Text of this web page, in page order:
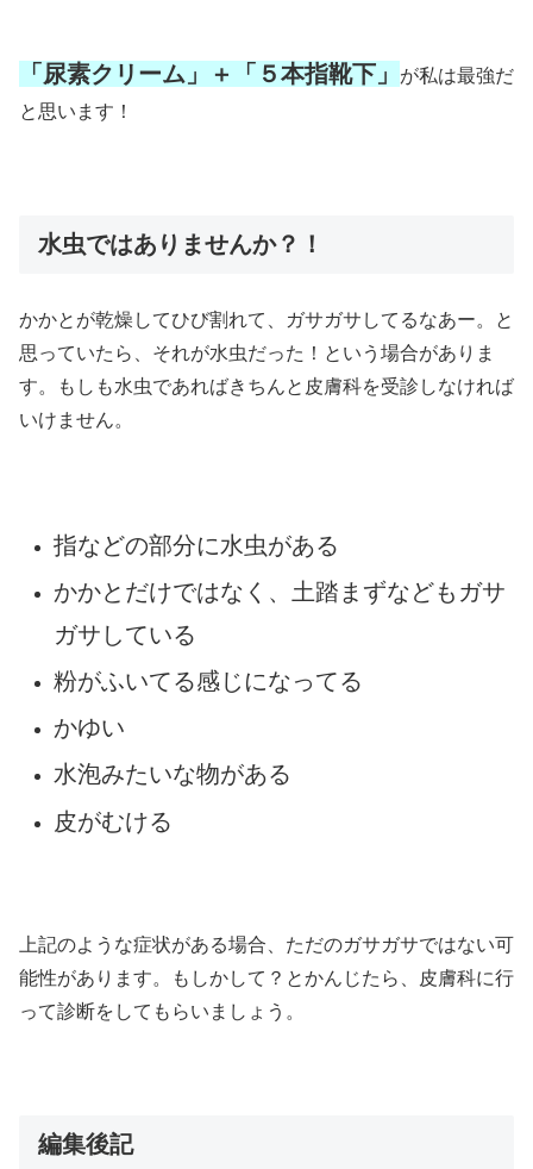
「尿素クリーム」＋「５本指靴下」
が私は最強だ
と思います！
水虫ではありませんか？！
かかとが乾燥してひび割れて、ガサガサしてるなあー。と
思っていたら、それが水虫だった！という場合がありま
す。もしも水虫であればきちんと皮膚科を受診しなければ
いけません。
指などの部分に水虫がある
かかとだけではなく、土踏まずなどもガサ
ガサしている
粉がふいてる感じになってる
かゆい
水泡みたいな物がある
皮がむける
上記のような症状がある場合、ただのガサガサではない可
能性があります。もしかして？とかんじたら、皮膚科に行
って診断をしてもらいましょう。
編集後記